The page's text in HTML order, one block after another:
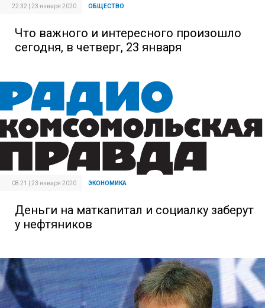
22:32 | 23 января 2020 ОБЩЕСТВО
Что важного и интересного произошло
сегодня, в четверг, 23 января
08:21 | 23 января 2020 ЭКОНОМИКА
Деньги на маткапитал и социалку заберут
у нефтяников